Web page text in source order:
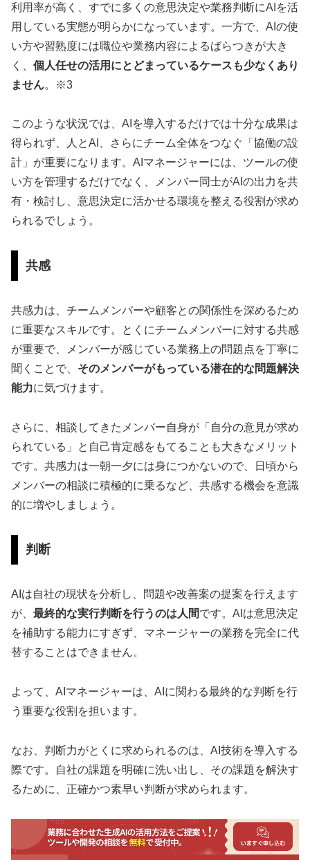
利用率が高く、すでに多くの意思決定や業務判断にAIを活
用している実態が明らかになっています。一方で、AIの使
い方や習熟度には職位や業務内容によるばらつきが大き
く、 個人任せの活用にとどまっているケースも少なくあり
ません。※3
このような状況では、AIを導入するだけでは十分な成果は
得られず、人とAI、さらにチーム全体をつなぐ「協働の設
計」が重要になります。AIマネージャーには、ツールの使
い方を管理するだけでなく、メンバー同士がAIの出力を共
有・検討し、意思決定に活かせる環境を整える役割が求め
られるでしょう。
共感
共感力は、チームメンバーや顧客との関係性を深めるため
に重要なスキルです。とくにチームメンバーに対する共感
が重要で、メンバーが感じている業務上の問題点を丁寧に
聞くことで、 そのメンバーがもっている潜在的な問題解決
能力に気づけます。
さらに、相談してきたメンバー自身が「自分の意見が求め
られている」と自己肯定感をもてることも大きなメリット
です。共感力は一朝一夕には身につかないので、日頃から
メンバーの相談に積極的に乗るなど、共感する機会を意識
的に増やしましょう。
判断
AIは自社の現状を分析し、問題や改善案の提案を行えます
が、 最終的な実行判断を行うのは人間です。AIは意思決定
を補助する能力にすぎず、マネージャーの業務を完全に代
替することはできません。
よって、AIマネージャーは、AIに関わる最終的な判断を行
う重要な役割を担います。
なお、判断力がとくに求められるのは、AI技術を導入する
際です。自社の課題を明確に洗い出し、その課題を解決す
るために、正確かつ素早い判断が求められます。